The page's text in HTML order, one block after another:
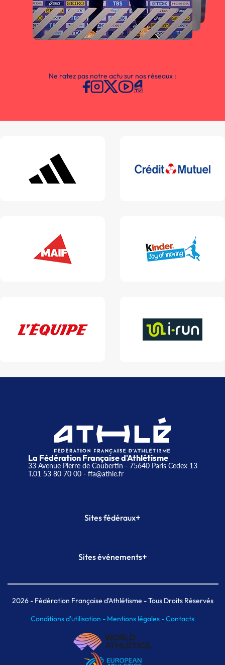
Ne ratez pas notre actu sur nos réseaux :
La Fédération Française d'Athlétisme
33 Avenue Pierre de Coubertin - 75640 Paris Cedex 13
T.01 53 80 70 00- ffa@athle.fr
Sites fédéraux+
Plateforme Formation
Sites événements+
Meeting de Paris indoor
MAIF Ekiden de Paris
2026- Fédération Française d'Athlétisme - Tous Droits Réservés
Conditions d'utilisation - Mentions légales -Contacts